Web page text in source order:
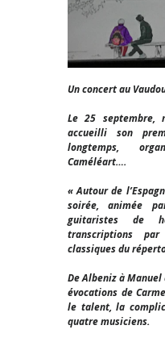
Un concert au
Le 25 septembre,
accueilli son
longtemps,
Caméléart….
« Autour de
soirée, animée
guitaristes de
transcriptions
classiques du
De Albeniz à
évocations de
le talent, la
quatre musiciens.